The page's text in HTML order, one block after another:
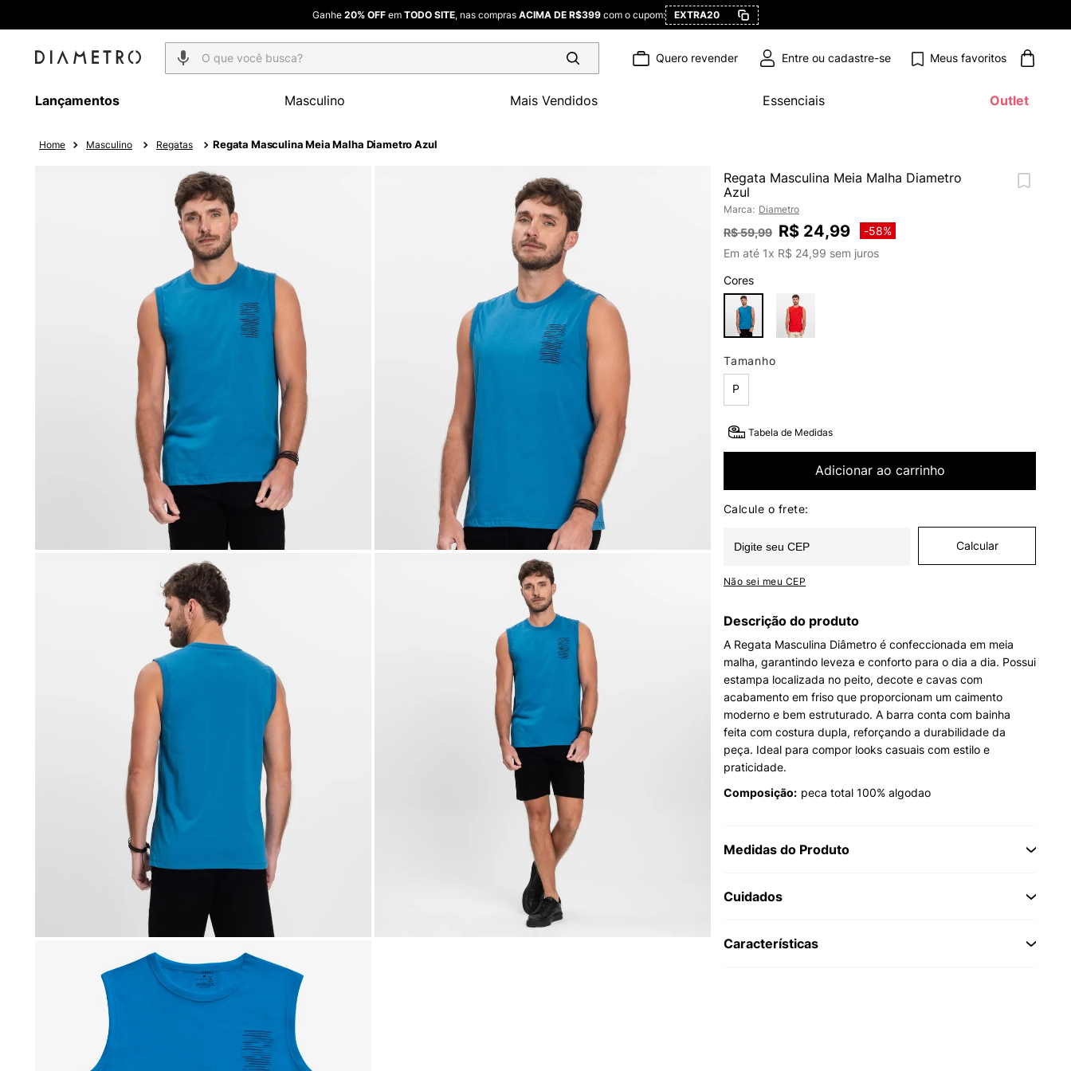
Pague com PIXe ganhe5% OFFou parceleSEM JUROSnoCARTÃO
O que você busca?
Quero revender Meus favoritos
Lançamentos Masculino Mais Vendidos Essenciais Outlet
Masculino Regatas Regata Masculina Meia Malha Diametro Azul
Regata Masculina Meia Malha Diametro
Azul
Marca: Diametro
R$59,99 R$ 24,99 -58%
Em até 1x R$ 24,99 sem juros
Cores
Tamanho
P
Tabela de Medidas
Adicionar ao carrinho
Não sei meu CEP
Descrição do produto
A Regata Masculina Diâmetro é confeccionada em meia
malha, garantindo leveza e conforto para o dia a dia. Possui
estampa localizada no peito, decote e cavas com
acabamento em friso que proporcionam um caimento
moderno e bem estruturado. A barra conta com bainha
feita com costura dupla, reforçando a durabilidade da
peça. Ideal para compor looks casuais com estilo e
praticidade.
Composição: peca total 100% algodao
Medidas do Produto
Cuidados
Características